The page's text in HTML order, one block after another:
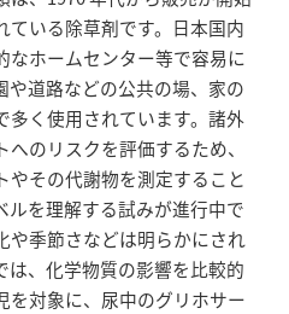
ている除草剤です。日本国内
なホームセンター等で容易に
や道路などの公共の場、家の
多く使用されています。諸外
のリスクを評価するため、
その代謝物を測定すること
ルを理解する試みが進行中で
や季節さなどは明らかにされ
は、化学物質の影響を比較的
を対象に、尿中のグリホサー